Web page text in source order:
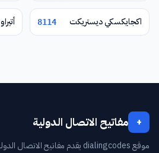
اكجايكسكي ديستريكت 8114 أتيراو
+ مفاتيح الاتصال الدولية
موقع dialingcodes يقدم مفاتيح الاتصال الدولية ومعلومات الدول مجاناً.